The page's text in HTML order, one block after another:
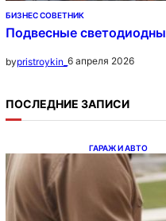
БИЗНЕС СОВЕТНИК
Подвесные
bypristroykin_ 6 апреля 2026
ПОСЛЕДНИЕ ЗАПИСИ
ГАРАЖ И АВТО
Ипотека на
напрямую у